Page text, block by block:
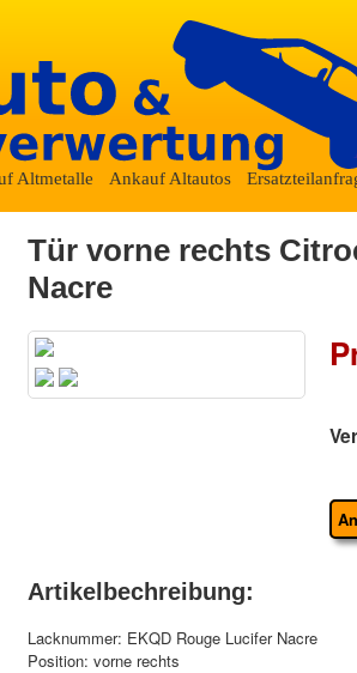
Altmetalle Ankauf Altautos
Tür vorne rechts
Nacre
Artikelbechreibung:
Lacknummer: EKQD Rouge Lucifer Nacre
Position: vorne rechts